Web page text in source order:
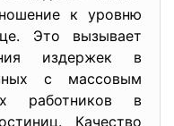
к уровню
Это вызывает
издержек в
с массовым
работников в
Качество